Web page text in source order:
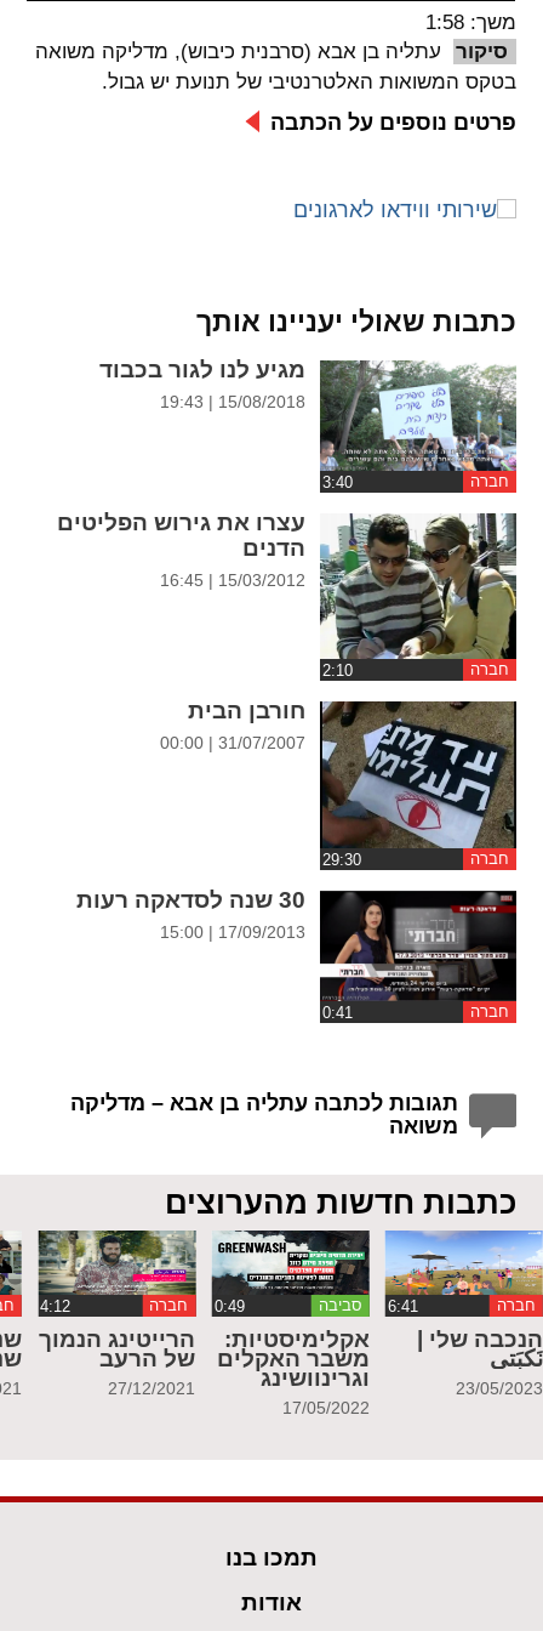
spellcheck
brightness_high
קישורים
format_underlined
קו תחתי לקישורים
font_download
סימון קישורים
cached
כל
ההגדרות
משוב
משך: 1:58
סיקור
עתליה בן אבא (סרבנית כיבוש), מדליקה משואה
בטקס המשואות האלטרנטיבי של תנועת יש גבול.
פרטים נוספים על הכתבה
כתבות שאולי יעניינו אותך
חברה
מגיע לנו לגור בכבוד
15/08/2018 | 19:43
חברה
עצרו את גירוש הפליטים
הדנים
15/03/2012 | 16:45
חברה
חורבן הבית
31/07/2007 | 00:00
חברה
30 שנה לסדאקה רעות
17/09/2013 | 15:00
תגובות לכתבה עתליה בן אבא – מדליקה
משואה
כתבות חדשות מהערוצים
חברה
הנכבה שלי |
نَكبَتي
23/05/2023
סביבה ‏0:49
אקלימיסטיות:
משבר האקלים
וגרינוושינג
17/05/2022
חברה
הרייטינג הנמוך
של הרעב
27/12/2021
תמכו בנו
אודות